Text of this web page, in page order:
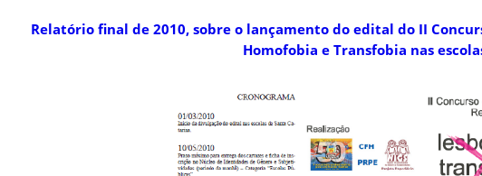
Relatório final de 2010, sobre o lançamento do edital do II
Homofobia e Transfobia nas